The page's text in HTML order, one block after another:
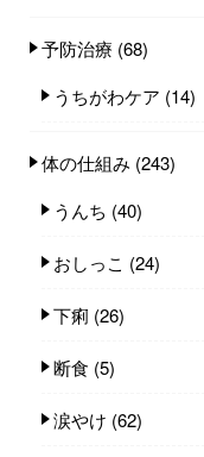
予防治療 (68)
うちがわケア (14)
体の仕組み (243)
うんち (40)
おしっこ (24)
下痢 (26)
断食 (5)
涙やけ (62)